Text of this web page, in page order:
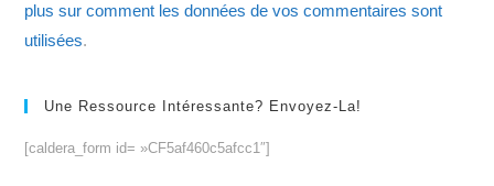
plus sur comment les données de vos commentaires sont
utilisées.
Une Ressource Intéressante? Envoyez-La!
[caldera_form id= »CF5af460c5afcc1″]